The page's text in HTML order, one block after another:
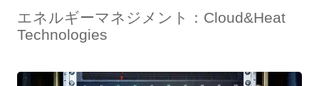
エネルギーマネジメント： Cloud&Heat
Technologies